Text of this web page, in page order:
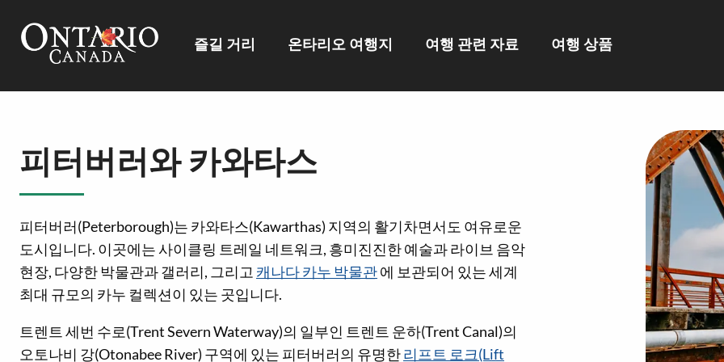
즐길 거리 온타리오 여행지 여행 관련 자료 여행 상품
피터버러와 카와타스
피터버러(Peterborough)는 카와타스(Kawarthas) 지역의 활기차면서도 여유로운
도시입니다. 이곳에는 사이클링 트레일 네트워크, 흥미진진한 예술과 라이브 음악
현장, 다양한 박물관과 갤러리, 그리고 캐나다 카누 박물관에 보관되어 있는 세계
최대 규모의 카누 컬렉션이 있는 곳입니다.
트렌트 세번 수로(Trent Severn Waterway)의 일부인 트렌트 운하(Trent Canal)의
오토나비 강(Otonabee River) 구역에 있는 피터버러의 유명한리프트 로크(Lift